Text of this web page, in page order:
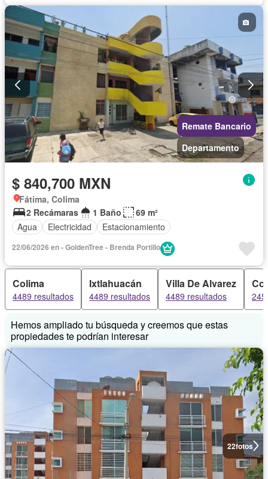
Remate Bancario
Departamento
$ 840,700 MXN
Fátima, Colima
2 Recámaras
1 Baño
69 m²
Agua
Electricidad Estacionamiento
22/06/2026 en - GoldenTree - Brenda Portillo
Colima
4489 resultados
Ixtlahuacán
4489 resultados
Villa De Alvarez
4489 resultados
Hemos ampliado tu búsqueda y creemos que estas
propiedades te podrían interesar
22fotos